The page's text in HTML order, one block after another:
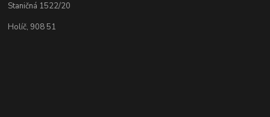
Staničná 1522/20
Holíč, 908 51